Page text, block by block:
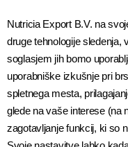
mesecev, kot del
smejo uporabljati
mleka pred
Priporočamo, da
z mlečno formulo
začetku
sprejmete po
Nutricia Export B.V. na
druge tehnologije sledenja,
soglasjem jih bomo
uporabniške izkušnje pri
spletnega mesta,
glede na vaše interese (na
zagotavljanje funkcij, ki so